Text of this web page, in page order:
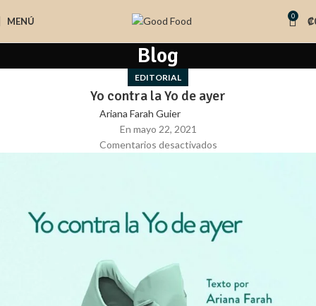
MENÚ 0 ₡
Blog
EDITORIAL
Yo contra la Yo de ayer
Ariana Farah Guier
En mayo 22, 2021
Comentarios desactivados